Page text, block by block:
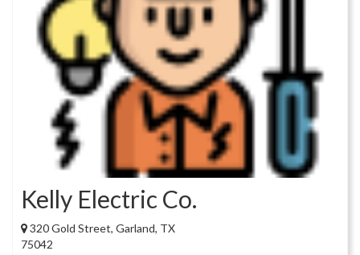
Kelly Electric Co.
320 Gold Street, Garland, TX
75042